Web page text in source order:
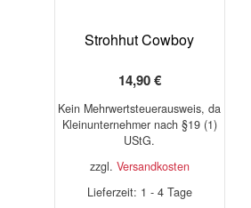
Strohhut Cowboy
14,90€
Kein Mehrwertsteuerausweis, da
Kleinunternehmer nach §19 (1)
UStG.
zzgl. Versandkosten
Lieferzeit: 1 - 4 Tage